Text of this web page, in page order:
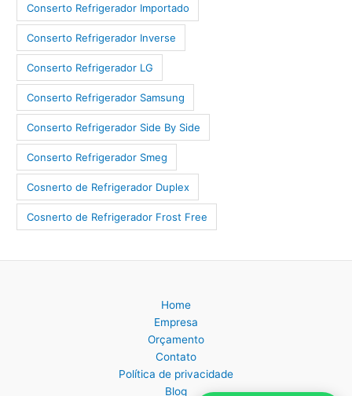
Conserto Refrigerador Importado
Conserto Refrigerador Inverse
Conserto Refrigerador LG
Conserto Refrigerador Samsung
Conserto Refrigerador Side By Side
Conserto Refrigerador Smeg
Cosnerto de Refrigerador Duplex
Cosnerto de Refrigerador Frost Free
Home
Empresa
Orçamento
Contato
Política de privacidade
Blog